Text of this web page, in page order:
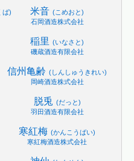
ば)
米音 (こめおと)
石岡酒造株式会社
稲里 (いなさと)
磯蔵酒造有限会社
信州亀齢 (しんしゅうきれい)
岡崎酒造株式会社
脱兎 (だっと)
羽田酒造有限会社
寒紅梅 (かんこうばい)
寒紅梅酒造株式会社